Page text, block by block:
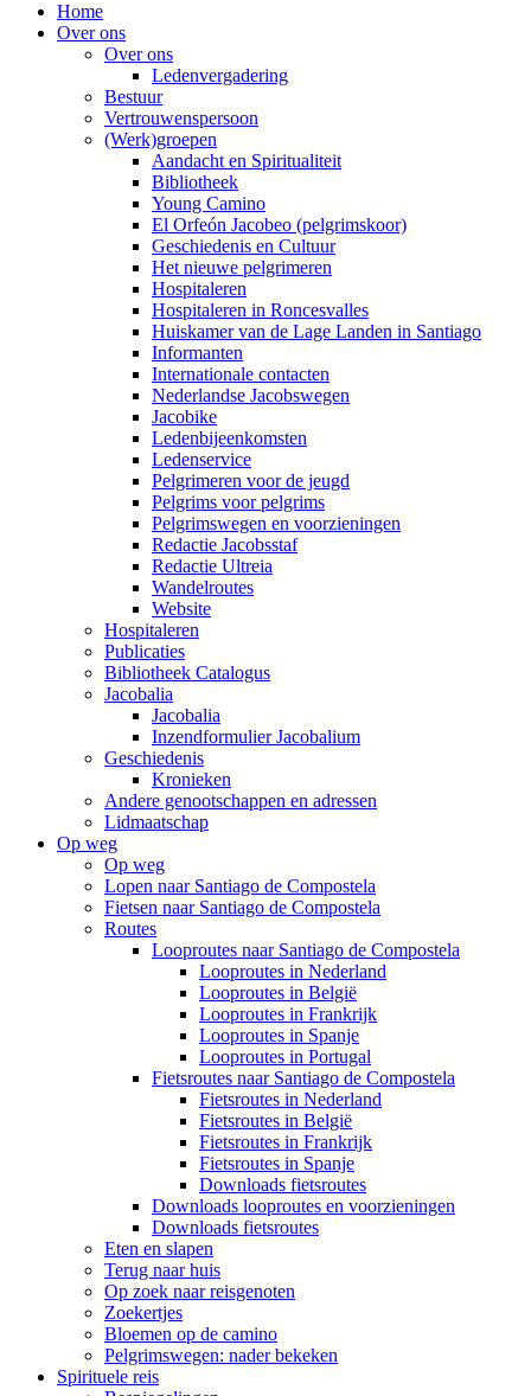
Home
Over ons
Over ons
Ledenvergadering
Bestuur
Vertrouwenspersoon
(Werk)groepen
Aandacht en Spiritualiteit
Bibliotheek
Young Camino
El Orfeón Jacobeo (pelgrimskoor)
Geschiedenis en Cultuur
Het nieuwe pelgrimeren
Hospitaleren
Hospitaleren in Roncesvalles
Huiskamer van de Lage Landen in Santiago
Informanten
Internationale contacten
Nederlandse Jacobswegen
Jacobike
Ledenbijeenkomsten
Ledenservice
Pelgrimeren voor de jeugd
Pelgrims voor pelgrims
Pelgrimswegen en voorzieningen
Redactie Jacobsstaf
Redactie Ultreia
Wandelroutes
Website
Hospitaleren
Publicaties
Bibliotheek Catalogus
Jacobalia
Jacobalia
Inzendformulier Jacobalium
Geschiedenis
Kronieken
Andere genootschappen en adressen
Lidmaatschap
Op weg
Op weg
Lopen naar Santiago de Compostela
Fietsen naar Santiago de Compostela
Routes
Looproutes naar Santiago de Compostela
Looproutes in Nederland
Looproutes in België
Looproutes in Frankrijk
Looproutes in Spanje
Looproutes in Portugal
Fietsroutes naar Santiago de Compostela
Fietsroutes in Nederland
Fietsroutes in België
Fietsroutes in Frankrijk
Fietsroutes in Spanje
Downloads fietsroutes
Downloads looproutes en voorzieningen
Downloads fietsroutes
Eten en slapen
Terug naar huis
Op zoek naar reisgenoten
Zoekertjes
Bloemen op de camino
Pelgrimswegen: nader bekeken
Spirituele reis